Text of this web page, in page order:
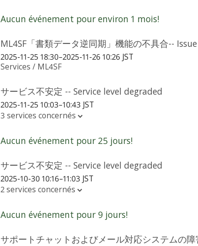
Aucun événement pour environ 1 mois!
ML4SF「書類データ逆同期」機能の不具合--
2025-11-25 18:30–2025-11-26 10:26 JST
Services / ML4SF
サービス不安定 -- Service level degraded
2025-11-25 10:03–10:43 JST
3 services concernés
Aucun événement pour 25 jours!
サービス不安定 -- Service level degraded
2025-10-30 10:16–11:03 JST
2 services concernés
Aucun événement pour 9 jours!
サポートチャットおよびメール対応システムの